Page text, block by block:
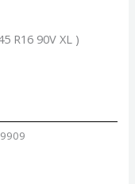
R16 90V XL )